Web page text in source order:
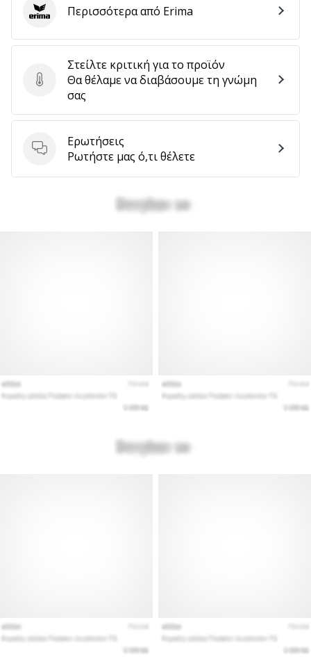
Στείλτε κριτική για το προϊόν
Στείλτε κριτική για το προϊόν
Θα θέλαμε να διαβάσουμε τη γνώμη
σας
Ερωτήσεις
Ερωτήσεις
Ρωτήστε μας ό,τι θέλετε
ErimaΠερισσότερα από Erima